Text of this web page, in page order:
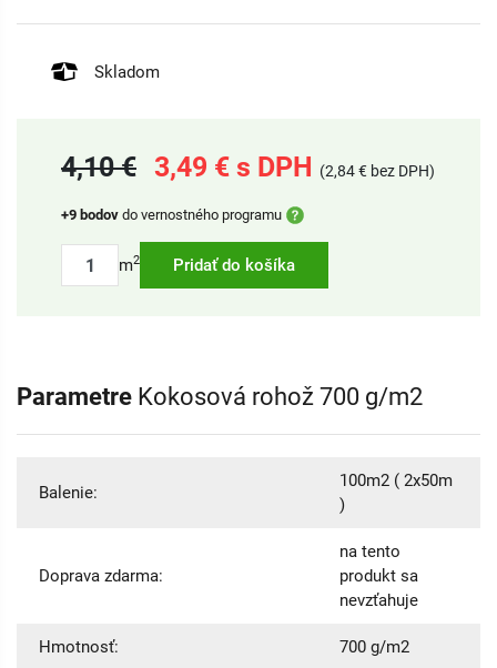
Skladom
4,10 € 3,49 € s DPH (2,84 € bez DPH)
+9 bodov do vernostného programu
m2 Pridať do košíka
Parametre Kokosová rohož 700 g/m2
Balenie:
100m2 ( 2x50m
)
Doprava zdarma:
na tento
produkt sa
nevzťahuje
Hmotnosť: 700 g/m2